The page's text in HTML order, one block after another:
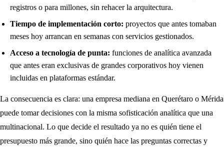
registros o para millones, sin rehacer la arquitectura.
Tiempo de implementación corto: proyectos que antes tomaban
meses hoy arrancan en semanas con servicios gestionados.
Acceso a tecnología de punta: funciones de analítica avanzada
que antes eran exclusivas de grandes corporativos hoy vienen
incluidas en plataformas estándar.
La consecuencia es clara: una empresa mediana en Querétaro o Mérida
puede tomar decisiones con la misma sofisticación analítica que una
multinacional. Lo que decide el resultado ya no es quién tiene el
presupuesto más grande, sino quién hace las preguntas correctas y